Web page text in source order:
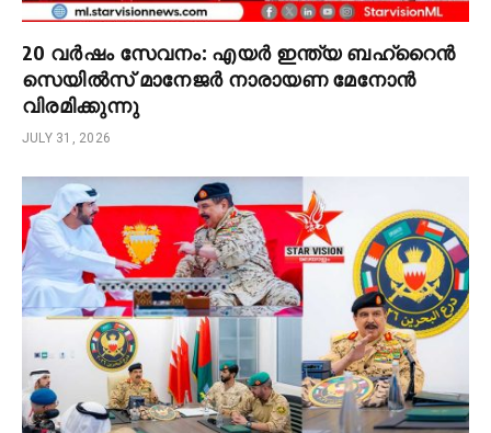
20 വർഷം സേവനം: എയർ ഇന്ത്യ ബഹ്‌റൈൻ
സെയിൽസ് മാനേജർ നാരായണ മേനോൻ
വിരമിക്കുന്നു
JULY 31, 2026